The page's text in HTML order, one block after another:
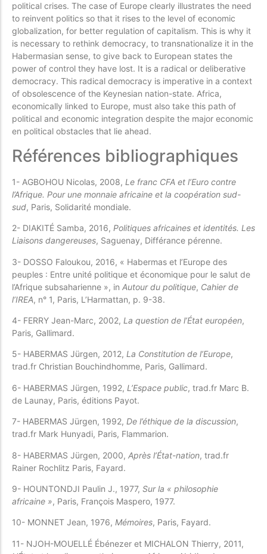
political crises. The case of Europe clearly illustrates the need
to reinvent politics so that it rises to the level of economic
globalization, for better regulation of capitalism. This is why it
is necessary to rethink democracy, to transnationalize it in the
Habermasian sense, to give back to European states the
power of control they have lost. It is a radical or deliberative
democracy. This radical democracy is imperative in a context
of obsolescence of the Keynesian nation-state. Africa,
economically linked to Europe, must also take this path of
political and economic integration despite the major economic
en political obstacles that lie ahead.
Références bibliographiques
1- AGBOHOU Nicolas, 2008, Le franc CFA et l’Euro contre
l’Afrique. Pour une monnaie africaine et la coopération sud-
sud, Paris, Solidarité mondiale.
2- DIAKITÉ Samba, 2016, Politiques africaines et identités. Les
Liaisons dangereuses, Saguenay, Différance pérenne.
3- DOSSO Faloukou, 2016, « Habermas et l’Europe des
peuples : Entre unité politique et économique pour le salut de
l’Afrique subsaharienne », in Autour du politique, Cahier de
l’IREA, n° 1, Paris, L’Harmattan, p. 9-38.
4- FERRY Jean-Marc, 2002, La question de l’État européen,
Paris, Gallimard.
5- HABERMAS Jürgen, 2012, La Constitution de l’Europe,
trad.fr Christian Bouchindhomme, Paris, Gallimard.
6- HABERMAS Jürgen, 1992, L’Espace public, trad.fr Marc B.
de Launay, Paris, éditions Payot.
7- HABERMAS Jürgen, 1992, De l’éthique de la discussion,
trad.fr Mark Hunyadi, Paris, Flammarion.
8- HABERMAS Jürgen, 2000, Après l’État-nation, trad.fr
Rainer Rochlitz Paris, Fayard.
9- HOUNTONDJI Paulin J., 1977, Sur la « philosophie
africaine », Paris, François Maspero, 1977.
10- MONNET Jean, 1976, Mémoires, Paris, Fayard.
11- NJOH-MOUELLÉ Ébénezer et MICHALON Thierry, 2011,